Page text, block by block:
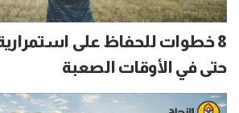
8 خطوات للحفاظ على استمرارية
حتى في الأوقات الصعبة